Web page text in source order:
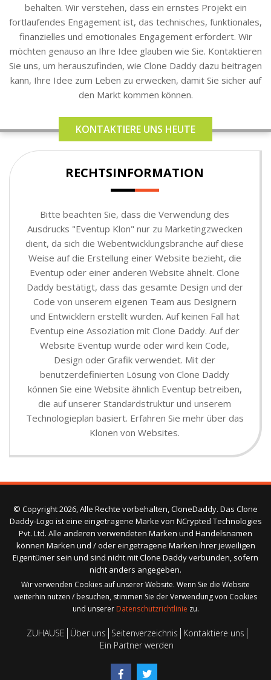
behalten. Wir verstehen, dass ein ernstes Projekt ein
fortlaufendes Engagement ist, das technisches, funktionales,
finanzielles und emotionales Engagement erfordert. Wir
möchten genauso an Ihre Idee glauben wie Sie. Kontaktieren
Sie uns, um herauszufinden, wie Clone Daddy dazu beitragen
kann, Ihre Idee zum Leben zu erwecken, damit Sie sicher auf
den Markt kommen können.
KONTAKTIERE UNS HEUTE
RECHTSINFORMATION
Bitte beachten Sie, dass die Verwendung des
Ausdrucks "Eventup Klon" nur zu Marketingzwecken
dient, da sich die Webentwicklungsbranche auf diese
Weise auf die Erstellung einer Website bezieht, die
Eventup oder einer anderen Website ähnelt. Clone
Daddy bestätigt, dass das gesamte Design und der
Code von unserem eigenen Team aus Designern
und Entwicklern erstellt wurden. Auf keinen Fall hat
Eventup eine Assoziation mit Clone Daddy. Auf der
Website Eventup wurde oder wird kein Code,
Design oder Grafik verwendet. Mit der
benutzerdefinierten Lösung von Clone Daddy
können Sie eine Website ähnlich Eventup betreiben,
die auf unserer Standardstruktur und unserem
Technologieplan basiert. Erfahren Sie mehr über das
Klonen von Websites.
© Copyright 2026, Alle Rechte vorbehalten, CloneDaddy. Das Clone
Daddy-Logo ist eine eingetragene Marke von NCrypted Technologies
Pvt. Ltd. Alle anderen verwendeten Marken und Handelsnamen
können Marken und / oder eingetragene Marken ihrer jeweiligen
Eigentümer sein und sind nicht mit Clone Daddy verbunden, sofern
nicht anders angegeben.
Wir verwenden Cookies auf unserer Website. Wenn Sie die Website
weiterhin nutzen / besuchen, stimmen Sie der Verwendung von Cookies
und unserer Datenschutzrichtlinie zu.
ZUHAUSE Über uns Seitenverzeichnis Kontaktiere uns
Ein Partner werden